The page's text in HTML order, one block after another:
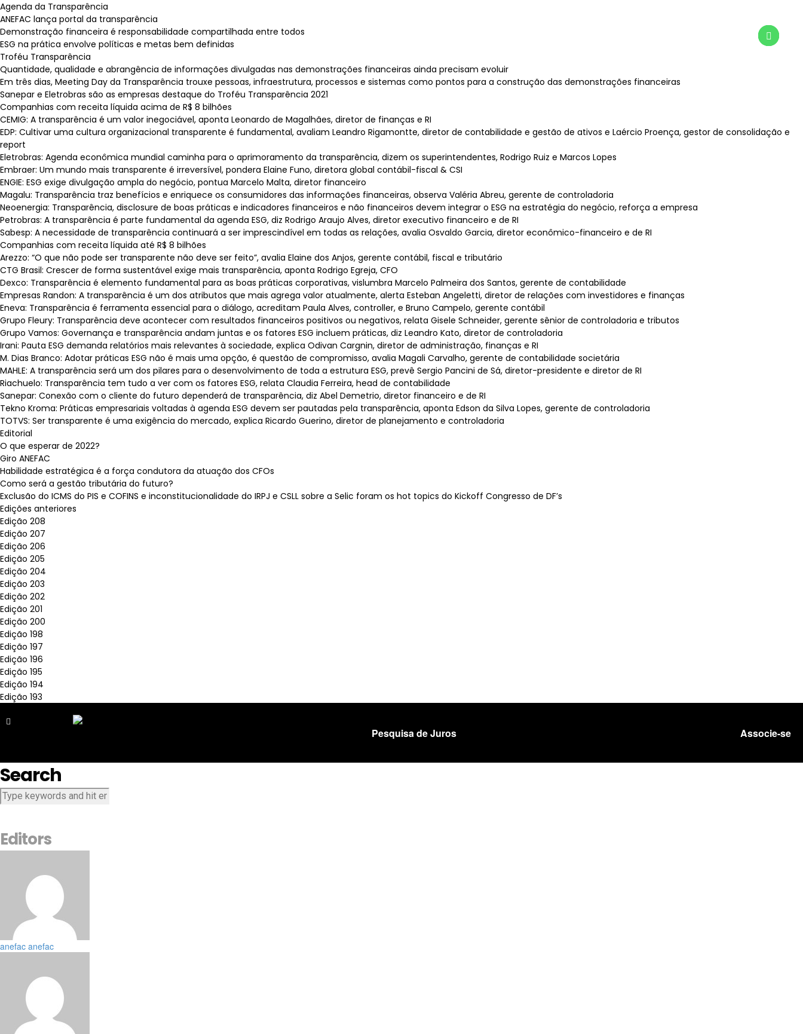
Agenda da Transparência
ANEFAC lança portal da transparência
Demonstração financeira é responsabilidade compartilhada entre todos
ESG na prática envolve políticas e metas bem definidas
Troféu Transparência
Quantidade, qualidade e abrangência de informações divulgadas nas demonstrações financeiras ainda precisam evoluir
Em três dias, Meeting Day da Transparência trouxe pessoas, infraestrutura, processos e sistemas como pontos para a construção das demonstrações financeiras
Sanepar e Eletrobras são as empresas destaque do Troféu Transparência 2021
Companhias com receita líquida acima de R$ 8 bilhões
CEMIG: A transparência é um valor inegociável, aponta Leonardo de Magalhães, diretor de finanças e RI
EDP: Cultivar uma cultura organizacional transparente é fundamental, avaliam Leandro Rigamontte, diretor de contabilidade e gestão de ativos e Laércio Proença, gestor de consolidação e
report
Eletrobras: Agenda econômica mundial caminha para o aprimoramento da transparência, dizem os superintendentes, Rodrigo Ruiz e Marcos Lopes
Embraer: Um mundo mais transparente é irreversível, pondera Elaine Funo, diretora global contábil-fiscal & CSI
ENGIE: ESG exige divulgação ampla do negócio, pontua Marcelo Malta, diretor financeiro
Magalu: Transparência traz benefícios e enriquece os consumidores das informações financeiras, observa Valéria Abreu, gerente de controladoria
Neoenergia: Transparência, disclosure de boas práticas e indicadores financeiros e não financeiros devem integrar o ESG na estratégia do negócio, reforça a empresa
Petrobras: A transparência é parte fundamental da agenda ESG, diz Rodrigo Araujo Alves, diretor executivo financeiro e de RI
Sabesp: A necessidade de transparência continuará a ser imprescindível em todas as relações, avalia Osvaldo Garcia, diretor econômico-financeiro e de RI
Companhias com receita líquida até R$ 8 bilhões
Arezzo: “O que não pode ser transparente não deve ser feito”, avalia Elaine dos Anjos, gerente contábil, fiscal e tributário
CTG Brasil: Crescer de forma sustentável exige mais transparência, aponta Rodrigo Egreja, CFO
Dexco: Transparência é elemento fundamental para as boas práticas corporativas, vislumbra Marcelo Palmeira dos Santos, gerente de contabilidade
Empresas Randon: A transparência é um dos atributos que mais agrega valor atualmente, alerta Esteban Angeletti, diretor de relações com investidores e finanças
Eneva: Transparência é ferramenta essencial para o diálogo, acreditam Paula Alves, controller, e Bruno Campelo, gerente contábil
Grupo Fleury: Transparência deve acontecer com resultados financeiros positivos ou negativos, relata Gisele Schneider, gerente sênior de controladoria e tributos
Grupo Vamos: Governança e transparência andam juntas e os fatores ESG incluem práticas, diz Leandro Kato, diretor de controladoria
Irani: Pauta ESG demanda relatórios mais relevantes à sociedade, explica Odivan Cargnin, diretor de administração, finanças e RI
M. Dias Branco: Adotar práticas ESG não é mais uma opção, é questão de compromisso, avalia Magali Carvalho, gerente de contabilidade societária
MAHLE: A transparência será um dos pilares para o desenvolvimento de toda a estrutura ESG, prevê Sergio Pancini de Sá, diretor-presidente e diretor de RI
Riachuelo: Transparência tem tudo a ver com os fatores ESG, relata Claudia Ferreira, head de contabilidade
Sanepar: Conexão com o cliente do futuro dependerá de transparência, diz Abel Demetrio, diretor financeiro e de RI
Tekno Kroma: Práticas empresariais voltadas à agenda ESG devem ser pautadas pela transparência, aponta Edson da Silva Lopes, gerente de controladoria
TOTVS: Ser transparente é uma exigência do mercado, explica Ricardo Guerino, diretor de planejamento e controladoria
Editorial
O que esperar de 2022?
Giro ANEFAC
Habilidade estratégica é a força condutora da atuação dos CFOs
Como será a gestão tributária do futuro?
Exclusão do ICMS do PIS e COFINS e inconstitucionalidade do IRPJ e CSLL sobre a Selic foram os hot topics do Kickoff Congresso de DF’s
Edições anteriores
Edição 208
Edição 207
Edição 206
Edição 205
Edição 204
Edição 203
Edição 202
Edição 201
Edição 200
Edição 198
Edição 197
Edição 196
Edição 195
Edição 194
Edição 193
Pesquisa de Juros Associe-se
Search
Editors
anefac anefac